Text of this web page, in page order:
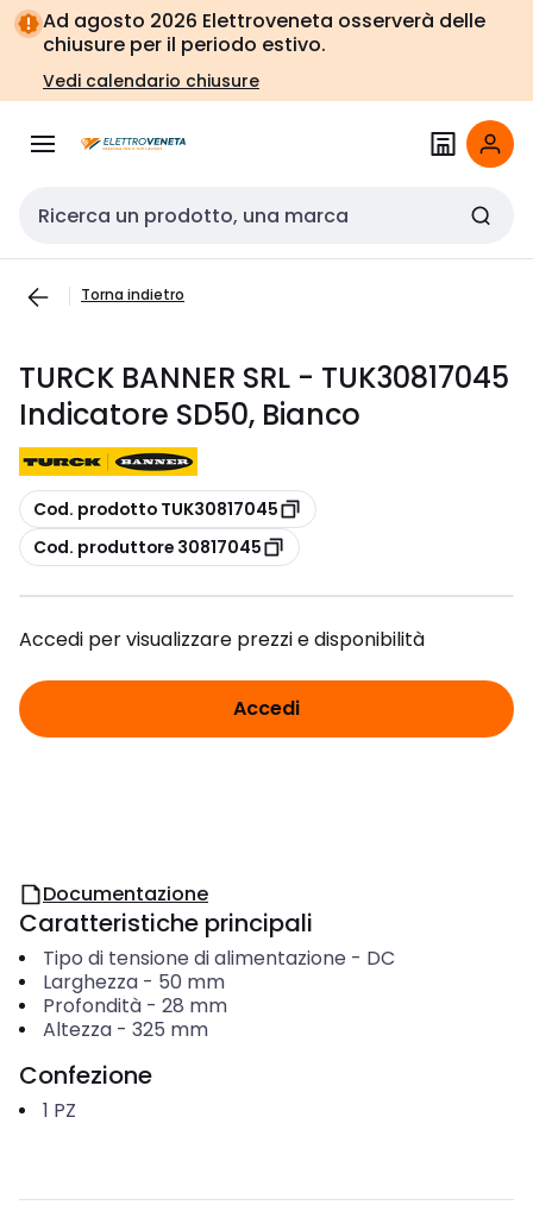
Vai alla
navigazione
Vai
alla
pagina
Ad agosto 2026 Elettroveneta osserverà delle
chiusure per il periodo estivo.
Vedi calendario chiusure
Cerca input
Torna indietro
TURCK BANNER SRL - TUK30817045
Indicatore SD50, Bianco
copia
Cod. prodotto TUK30817045
copia
Cod. produttore 30817045
Accedi per visualizzare prezzi e disponibilità
Accedi
Documentazione
Caratteristiche principali
Tipo di tensione di alimentazione - DC
Larghezza- 50 mm
Profondità- 28 mm
Altezza- 325 mm
Confezione
1 PZ